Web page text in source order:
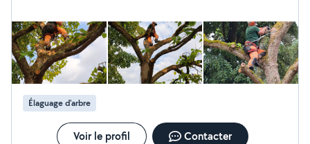
Élaguage d'arbre
Voir le profil Contacter